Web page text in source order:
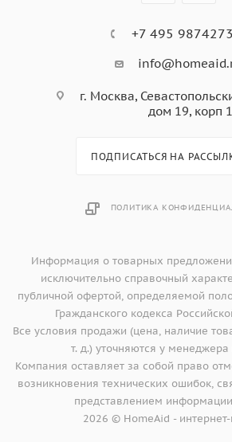
+7 495 9874273
г. Москва,
дом 19, корп 1
ПОДПИСАТЬСЯ НА
ПОЛИТИКА
Информация о товарных
исключительно справочный
публичной офертой, определяемой
Гражданского кодекса
Все условия продажи (цена, наличие
т. д.) уточняются у
Компания оставляет за собой право
возникновения технических ошибок,
представлением
2026 © HomeAid -